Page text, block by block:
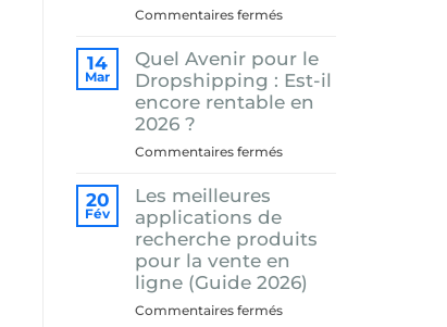
commerce
Commentaires ferméssur
trouver
un
produit
en
Complet
2026)
14
Mar
Quel Avenir pour le
Dropshipping : Est-il
encore rentable en
2026 ?
Commentaires ferméssur
le
Dropshipping
:
Est-
il
20
Fév
Les meilleures
applications de
recherche produits
pour la vente en
ligne (Guide 2026)
Commentaires ferméssur